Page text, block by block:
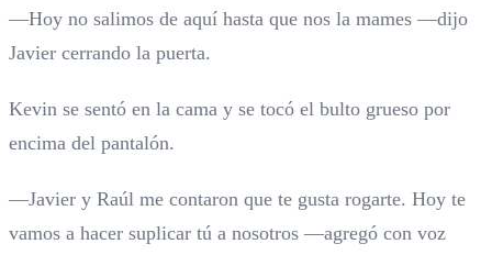
—Hoy no salimos de aquí hasta que nos la mames —dijo
Javier cerrando la puerta.
Kevin se sentó en la cama y se tocó el bulto grueso por
encima del pantalón.
—Javier y Raúl me contaron que te gusta rogarte. Hoy te
vamos a hacer suplicar tú a nosotros —agregó con voz